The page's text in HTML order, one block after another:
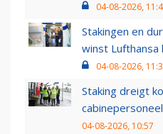
04-08-2026,
Stakingen en
winst Lufthansa
04-08-2026,
Staking dreigt
04-08-2026, 10:57